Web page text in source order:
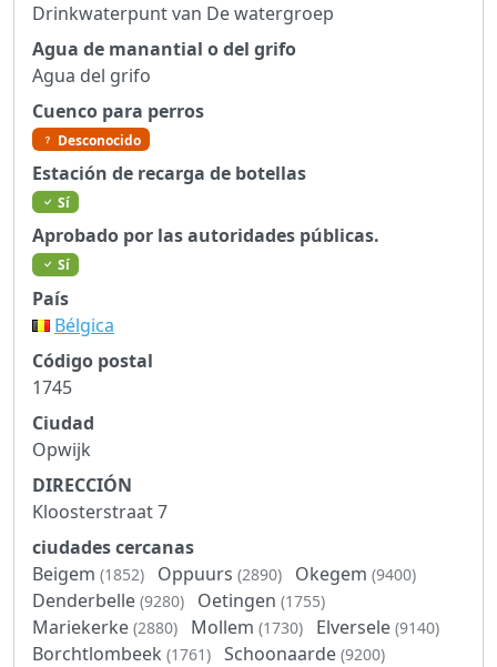
Drinkwaterpunt van De watergroep
Agua de manantial o del grifo
Agua del grifo
Cuenco para perros
Desconocido
Estación de recarga de botellas
Sí
Aprobado por las autoridades públicas.
Sí
País
Bélgica
Código postal
1745
Ciudad
Opwijk
DIRECCIÓN
Kloosterstraat 7
ciudades cercanas
Beigem (1852) Oppuurs (2890) Okegem (9400)
Denderbelle (9280) Oetingen (1755)
Mariekerke (2880) Mollem (1730) Elversele (9140)
Borchtlombeek (1761) Schoonaarde (9200)